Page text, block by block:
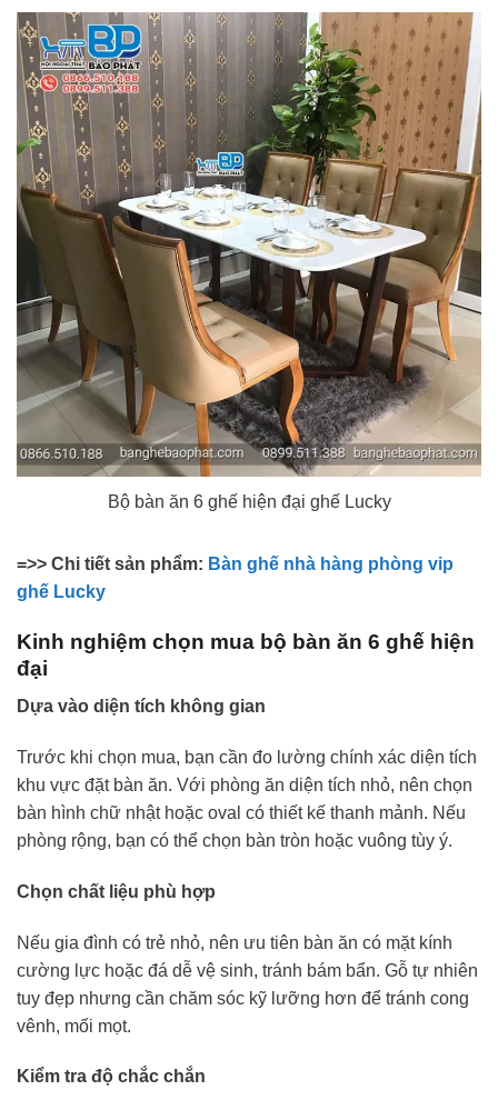
Bộ bàn ăn 6 ghế hiện đại ghế Lucky
=>> Chi tiết sản phẩm: Bàn ghế nhà hàng phòng vip
ghế Lucky
Kinh nghiệm chọn mua bộ bàn ăn 6 ghế hiện
đại
Dựa vào diện tích không gian
Trước khi chọn mua, bạn cần đo lường chính xác diện tích
khu vực đặt bàn ăn. Với phòng ăn diện tích nhỏ, nên chọn
bàn hình chữ nhật hoặc oval có thiết kế thanh mảnh. Nếu
phòng rộng, bạn có thể chọn bàn tròn hoặc vuông tùy ý.
Chọn chất liệu phù hợp
Nếu gia đình có trẻ nhỏ, nên ưu tiên bàn ăn có mặt kính
cường lực hoặc đá dễ vệ sinh, tránh bám bẩn. Gỗ tự nhiên
tuy đẹp nhưng cần chăm sóc kỹ lưỡng hơn để tránh cong
vênh, mối mọt.
Kiểm tra độ chắc chắn